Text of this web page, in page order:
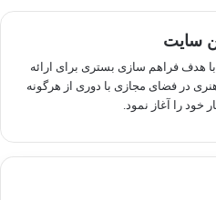
سایت
رسانه کاشمر سلام، از سال 1398 با هدف فراهم سازی بستری برای ارائه
در فضای مجازی با دوری از هرگونه
خود را آغاز نمود.